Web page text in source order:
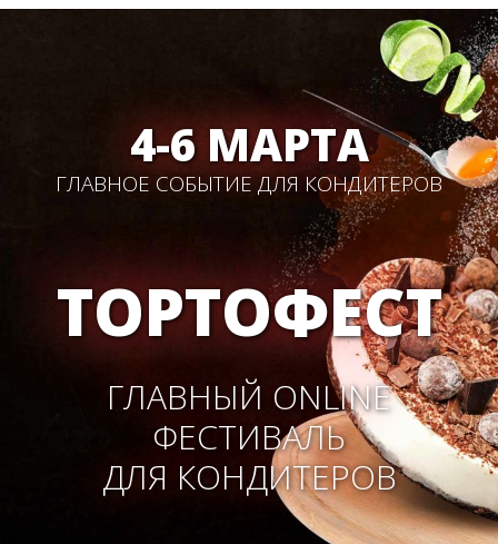
4-6 МАРТА
ГЛАВНОЕ СОБЫТИЕ ДЛЯ КОНДИТЕРОВ
ТОРТОФЕСТ
ГЛАВНЫЙ ONLINE
ФЕСТИВАЛЬ
ДЛЯ КОНДИТЕРОВ